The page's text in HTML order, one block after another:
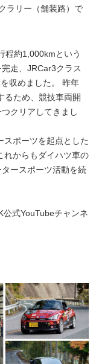
ラリー（舗装路）で
程約1,000kmという
走、JRCar3クラス
収めました。 昨年
るため、競技車両開
クリアしてきまし
ポーツを起点とした
れからもダイハツ車の
ースポーツ活動を続
式YouTubeチャンネ